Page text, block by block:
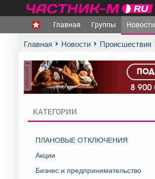
Главная Группы Новости
Главная Новости Происшествия
реклама
КАТЕГОРИИ
ПЛАНОВЫЕ ОТКЛЮЧЕНИЯ
Акции
Бизнес и предпринимательство